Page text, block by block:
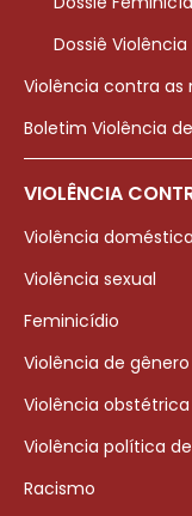
Dossiê Violência
Violência contra as
Boletim Violência
VIOLÊNCIA
Violência
Violência sexual
Feminicídio
Violência de
Violência obstétrica
Violência política
Racismo